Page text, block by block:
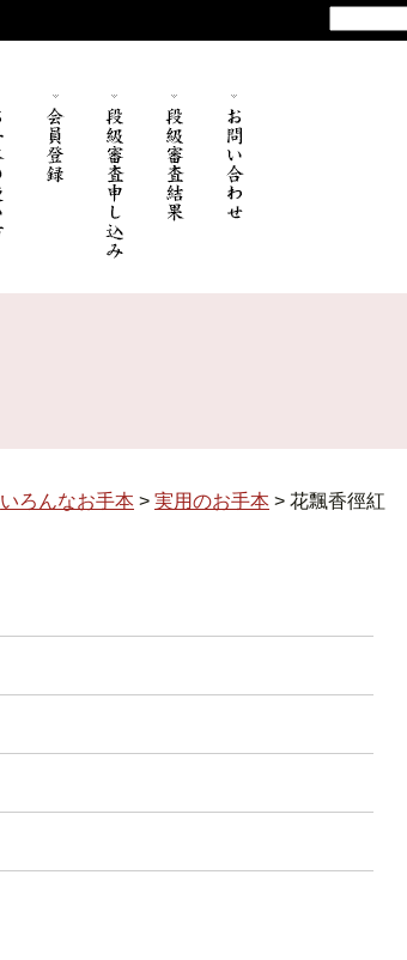
いろんなお手本 > 実用のお手本 > 花飄香徑紅